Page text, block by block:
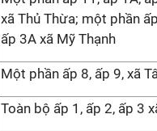
xã Thủ Thừa; một phần
ấp 3A xã Mỹ Thạnh
Một phần ấp 8, ấp 9, xã
Toàn bộ ấp 1, ấp 2, ấp 3